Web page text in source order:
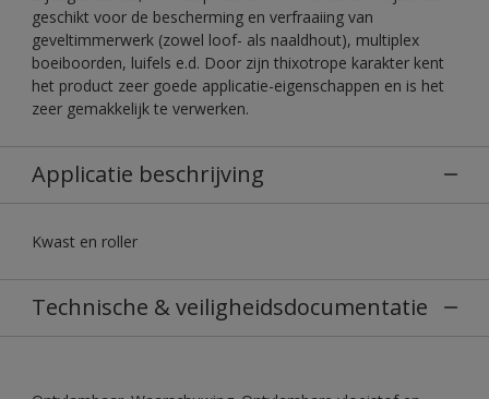
geschikt voor de bescherming en verfraaiing van
geveltimmerwerk (zowel loof- als naaldhout), multiplex
boeiboorden, luifels e.d. Door zijn thixotrope karakter kent
het product zeer goede applicatie-eigenschappen en is het
zeer gemakkelijk te verwerken.
Applicatie beschrijving
Kwast en roller
Technische & veiligheidsdocumentatie